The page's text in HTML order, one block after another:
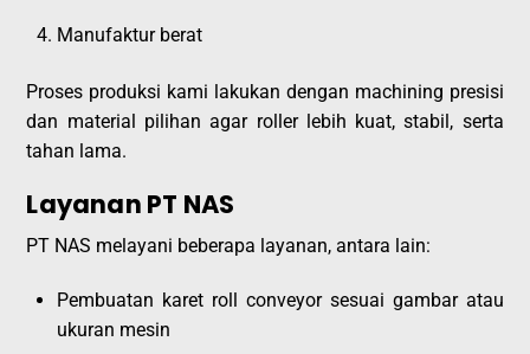
Manufaktur berat
Proses produksi kami lakukan dengan machining presisi
dan material pilihan agar roller lebih kuat, stabil, serta
tahan lama.
Layanan PT NAS
PT NAS melayani beberapa layanan, antara lain:
Pembuatan karet roll conveyor sesuai gambar atau
ukuran mesin